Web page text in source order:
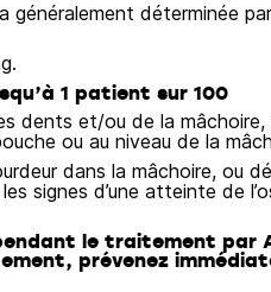
généralement déterminée
1 patient sur 100
dents et/ou de la
ou au niveau de la
dans la mâchoire, ou
signes d’une atteinte de
le traitement par
prévenez